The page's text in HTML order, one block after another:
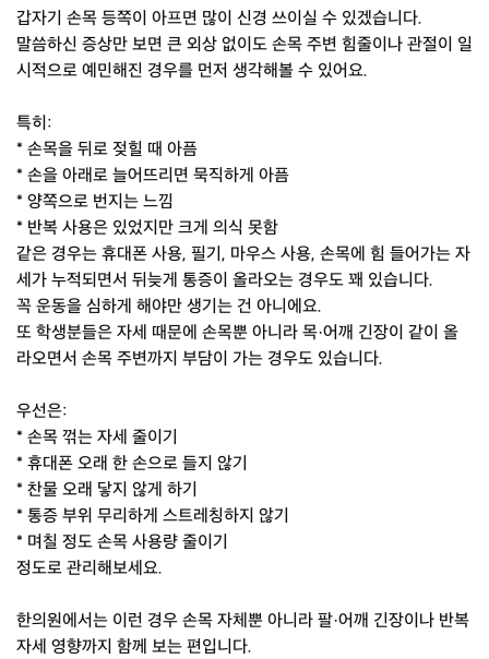
갑자기 손목 등쪽이 아프면 많이 신경 쓰이실 수 있겠습니다.
말씀하신 증상만 보면 큰 외상 없이도 손목 주변 힘줄이나 관절이 일
시적으로 예민해진 경우를 먼저 생각해볼 수 있어요.
특히:
* 손목을 뒤로 젖힐 때 아픔
* 손을 아래로 늘어뜨리면 묵직하게 아픔
* 양쪽으로 번지는 느낌
* 반복 사용은 있었지만 크게 의식 못함
같은 경우는 휴대폰 사용, 필기, 마우스 사용, 손목에 힘 들어가는 자
세가 누적되면서 뒤늦게 통증이 올라오는 경우도 꽤 있습니다.
꼭 운동을 심하게 해야만 생기는 건 아니에요.
또 학생분들은 자세 때문에 손목뿐 아니라 목·어깨 긴장이 같이 올
라오면서 손목 주변까지 부담이 가는 경우도 있습니다.
우선은:
* 손목 꺾는 자세 줄이기
* 휴대폰 오래 한 손으로 들지 않기
* 찬물 오래 닿지 않게 하기
* 통증 부위 무리하게 스트레칭하지 않기
* 며칠 정도 손목 사용량 줄이기
정도로 관리해보세요.
한의원에서는 이런 경우 손목 자체뿐 아니라 팔·어깨 긴장이나 반복
자세 영향까지 함께 보는 편입니다.